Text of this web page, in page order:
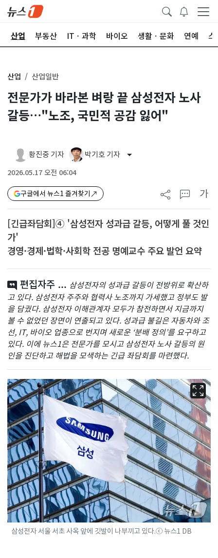
산업 부동산 ITㆍ과학 바이오 생활ㆍ문화 연예 스
산업 산업일반
전문가가 바라본 벼랑 끝 삼성전자 노사
갈등…"노조, 국민적 공감 잃어"
황진중 기자 박기호 기자
2026.05.17 오전 06:04
구글에서 뉴스1 즐겨찾기 가
[긴급좌담회]④ '삼성전자 성과급 갈등, 어떻게 풀 것인
가'
경영·경제·법학·사회학 전공 명예교수 주요 발언 요약
편집자주 ... 삼성전자의 성과급 갈등이 전방위로 확산하
고 있다. 삼성전자 주주와 협력사 노조까지 가세했고 정부도 발
을 담궜다. 삼성전자 이해관계자 모두가 참전하면서 지금까지
볼 수 없었던 장면이 연출되고 있다. 성과급 불길은 자동차와 조
선, IT, 바이오 업종으로 번지며 새로운 ‘분배 정의’를 요구하고
있다. 이에 뉴스1은 전문가를 모시고 삼성전자 노사 갈등의 원
인을 진단하고 해법을 모색하는 긴급 좌담회를 마련했다.
삼성전자 서울 서초 사옥 앞에 깃발이 나부끼고 있다.ⓒ 뉴스1 DB